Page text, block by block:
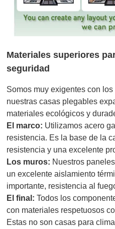
Materiales superiores
seguridad
Somos muy exigentes con
nuestras casas plegables
materiales ecológicos y
El marco: Utilizamos acero
resistencia. Es la base de la
resistencia y una excelente
Los muros: Nuestros
un excelente aislamiento
importante, resistencia al
El final: Todos los
con materiales respetuosos
Estas no son casas para